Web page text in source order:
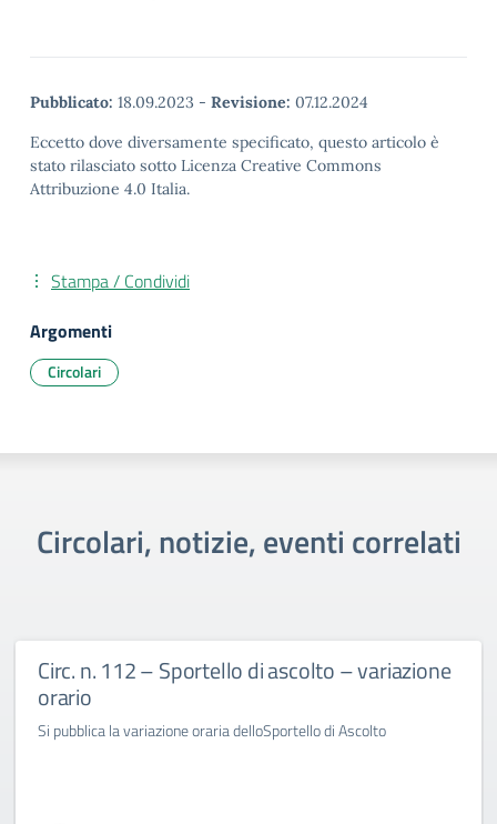
Pubblicato: 18.09.2023 - Revisione: 07.12.2024
Eccetto dove diversamente specificato, questo articolo è
stato rilasciato sotto Licenza Creative Commons
Attribuzione 4.0 Italia.
Stampa / Condividi
Argomenti
Circolari
Circolari, notizie, eventi correlati
Circ. n. 112 – Sportello di ascolto – variazione
orario
Si pubblica la variazione oraria delloSportello di Ascolto